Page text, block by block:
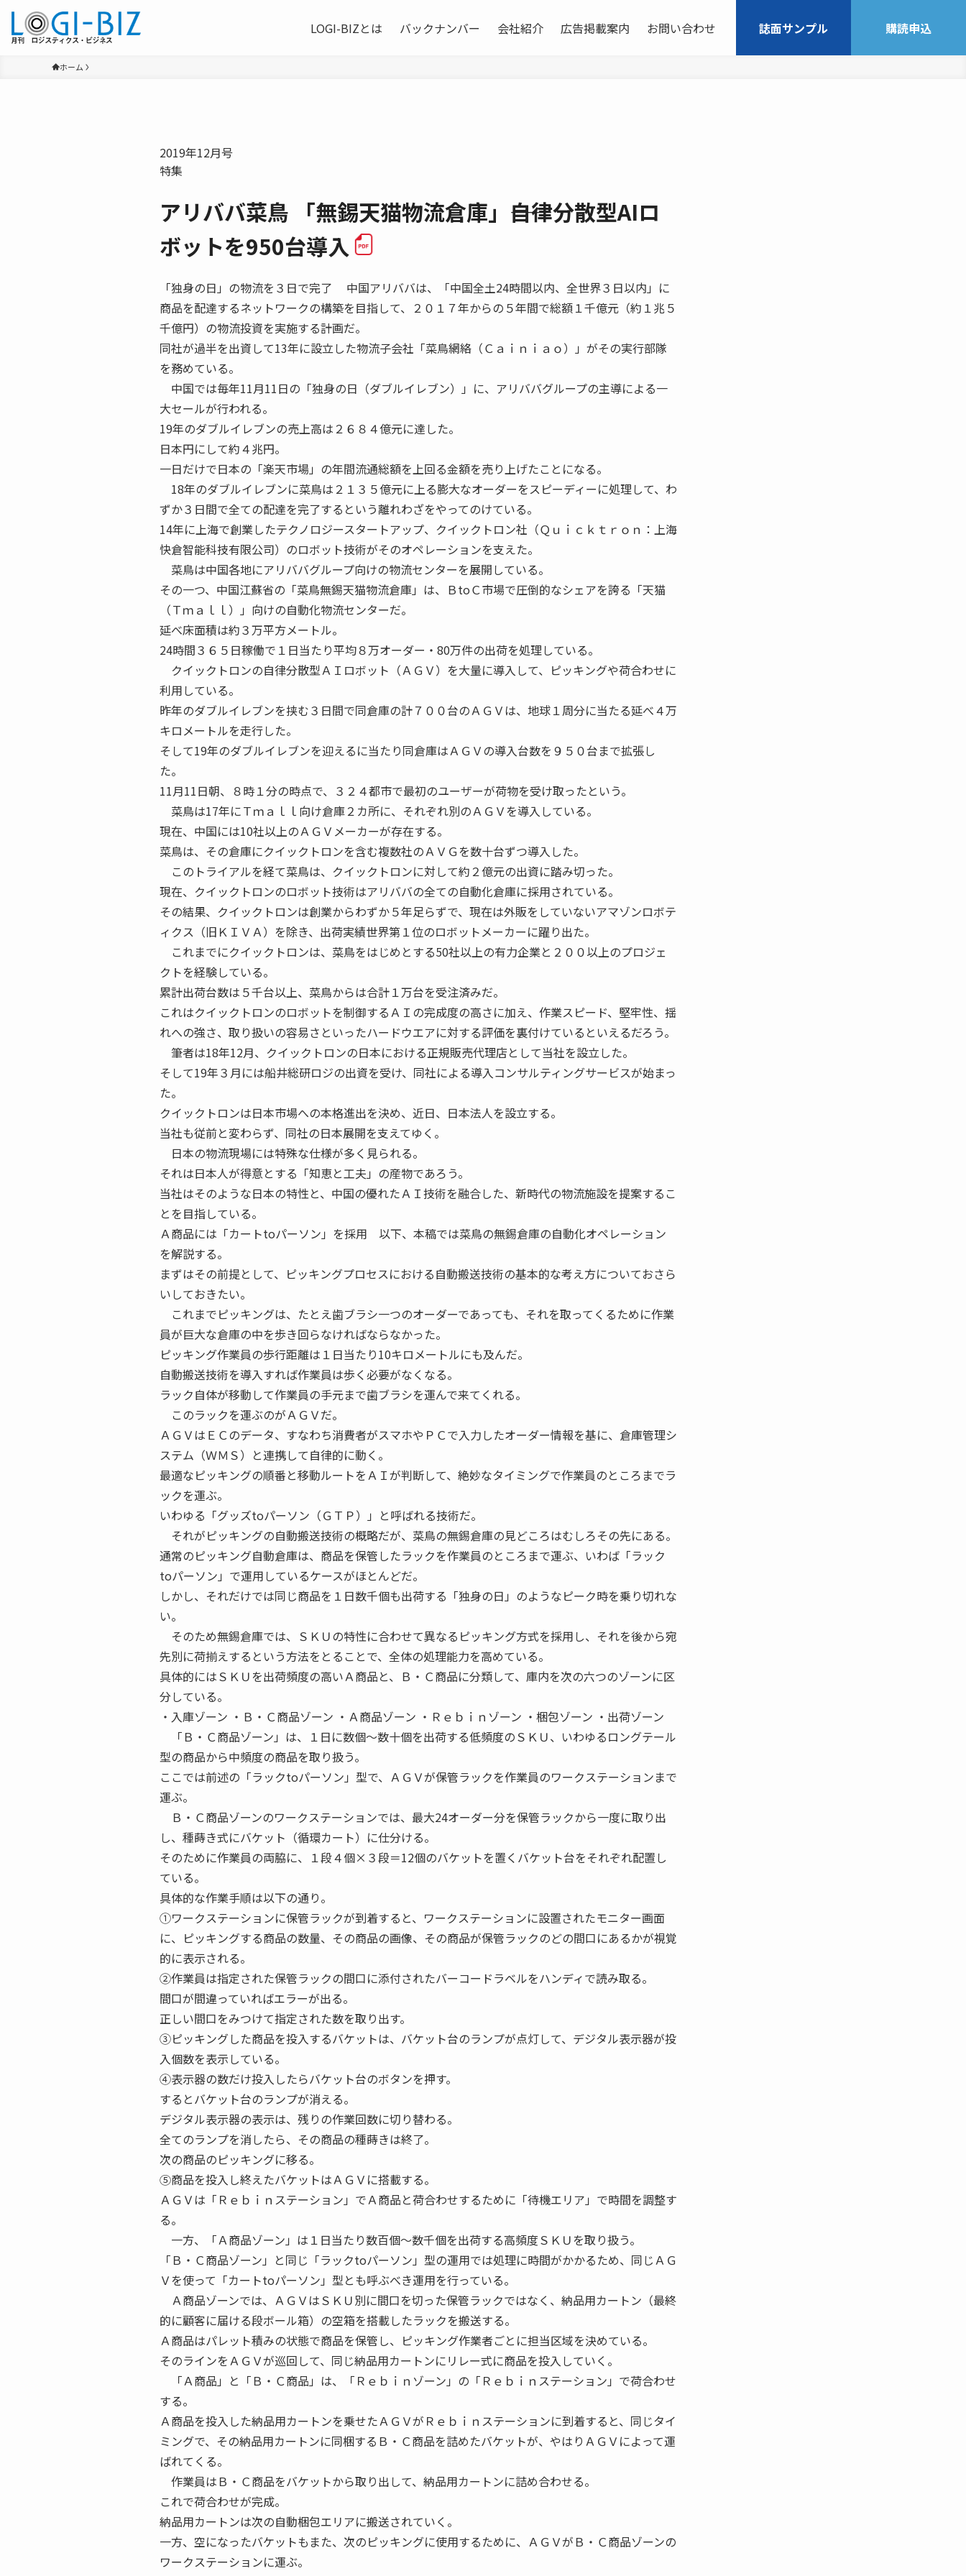
LOGI-BIZとは バックナンバー 会社紹介 広告掲載案内 お問い合わせ 誌面サンプル 購読申込
ホーム
2019年12月号
特集
アリババ菜鳥 「無錫天猫物流倉庫」――自律分散型AIロ
ボットを950台導入
「独身の日」の物流を３日で完了 中国アリババは、「中国全土24時間以内、全世界３日以内」に
商品を配達するネットワークの構築を目指して、２０１７年からの５年間で総額１千億元（約１兆５
千億円）の物流投資を実施する計画だ。
同社が過半を出資して13年に設立した物流子会社「菜鳥網絡（Ｃａｉｎｉａｏ）」がその実行部隊
を務めている。
中国では毎年11月11日の「独身の日（ダブルイレブン）」に、アリババグループの主導による一
大セールが行われる。
19年のダブルイレブンの売上高は２６８４億元に達した。
日本円にして約４兆円。
一日だけで日本の「楽天市場」の年間流通総額を上回る金額を売り上げたことになる。
18年のダブルイレブンに菜鳥は２１３５億元に上る膨大なオーダーをスピーディーに処理して、わ
ずか３日間で全ての配達を完了するという離れわざをやってのけている。
14年に上海で創業したテクノロジースタートアップ、クイックトロン社（Ｑｕｉｃｋｔｒｏｎ：上海
快倉智能科技有限公司）のロボット技術がそのオペレーションを支えた。
菜鳥は中国各地にアリババグループ向けの物流センターを展開している。
その一つ、中国江蘇省の「菜鳥無錫天猫物流倉庫」は、ＢtoＣ市場で圧倒的なシェアを誇る「天猫
（Ｔｍａｌｌ）」向けの自動化物流センターだ。
延べ床面積は約３万平方メートル。
24時間３６５日稼働で１日当たり平均８万オーダー・80万件の出荷を処理している。
クイックトロンの自律分散型ＡＩロボット（ＡＧＶ）を大量に導入して、ピッキングや荷合わせに
利用している。
昨年のダブルイレブンを挟む３日間で同倉庫の計７００台のＡＧＶは、地球１周分に当たる延べ４万
キロメートルを走行した。
そして19年のダブルイレブンを迎えるに当たり同倉庫はＡＧＶの導入台数を９５０台まで拡張し
た。
11月11日朝、８時１分の時点で、３２４都市で最初のユーザーが荷物を受け取ったという。
菜鳥は17年にＴｍａｌｌ向け倉庫２カ所に、それぞれ別のＡＧＶを導入している。
現在、中国には10社以上のＡＧＶメーカーが存在する。
菜鳥は、その倉庫にクイックトロンを含む複数社のＡＶＧを数十台ずつ導入した。
このトライアルを経て菜鳥は、クイックトロンに対して約２億元の出資に踏み切った。
現在、クイックトロンのロボット技術はアリババの全ての自動化倉庫に採用されている。
その結果、クイックトロンは創業からわずか５年足らずで、現在は外販をしていないアマゾンロボテ
ィクス（旧ＫＩＶＡ）を除き、出荷実績世界第１位のロボットメーカーに躍り出た。
これまでにクイックトロンは、菜鳥をはじめとする50社以上の有力企業と２００以上のプロジェ
クトを経験している。
累計出荷台数は５千台以上、菜鳥からは合計１万台を受注済みだ。
これはクイックトロンのロボットを制御するＡＩの完成度の高さに加え、作業スピード、堅牢性、揺
れへの強さ、取り扱いの容易さといったハードウエアに対する評価を裏付けているといえるだろう。
筆者は18年12月、クイックトロンの日本における正規販売代理店として当社を設立した。
そして19年３月には船井総研ロジの出資を受け、同社による導入コンサルティングサービスが始まっ
た。
クイックトロンは日本市場への本格進出を決め、近日、日本法人を設立する。
当社も従前と変わらず、同社の日本展開を支えてゆく。
日本の物流現場には特殊な仕様が多く見られる。
それは日本人が得意とする「知恵と工夫」の産物であろう。
当社はそのような日本の特性と、中国の優れたＡＩ技術を融合した、新時代の物流施設を提案するこ
とを目指している。
Ａ商品には「カートtoパーソン」を採用 以下、本稿では菜鳥の無錫倉庫の自動化オペレーション
を解説する。
まずはその前提として、ピッキングプロセスにおける自動搬送技術の基本的な考え方についておさら
いしておきたい。
これまでピッキングは、たとえ歯ブラシ一つのオーダーであっても、それを取ってくるために作業
員が巨大な倉庫の中を歩き回らなければならなかった。
ピッキング作業員の歩行距離は１日当たり10キロメートルにも及んだ。
自動搬送技術を導入すれば作業員は歩く必要がなくなる。
ラック自体が移動して作業員の手元まで歯ブラシを運んで来てくれる。
このラックを運ぶのがＡＧＶだ。
ＡＧＶはＥＣのデータ、すなわち消費者がスマホやＰＣで入力したオーダー情報を基に、倉庫管理シ
ステム（ＷＭＳ）と連携して自律的に動く。
最適なピッキングの順番と移動ルートをＡＩが判断して、絶妙なタイミングで作業員のところまでラ
ックを運ぶ。
いわゆる「グッズtoパーソン（ＧＴＰ）」と呼ばれる技術だ。
それがピッキングの自動搬送技術の概略だが、菜鳥の無錫倉庫の見どころはむしろその先にある。
通常のピッキング自動倉庫は、商品を保管したラックを作業員のところまで運ぶ、いわば「ラック
toパーソン」で運用しているケースがほとんどだ。
しかし、それだけでは同じ商品を１日数千個も出荷する「独身の日」のようなピーク時を乗り切れな
い。
そのため無錫倉庫では、ＳＫＵの特性に合わせて異なるピッキング方式を採用し、それを後から宛
先別に荷揃えするという方法をとることで、全体の処理能力を高めている。
具体的にはＳＫＵを出荷頻度の高いＡ商品と、Ｂ・Ｃ商品に分類して、庫内を次の六つのゾーンに区
分している。
・入庫ゾーン ・Ｂ・Ｃ商品ゾーン ・Ａ商品ゾーン ・Ｒｅｂｉｎゾーン ・梱包ゾーン ・出荷ゾーン
「Ｂ・Ｃ商品ゾーン」は、１日に数個〜数十個を出荷する低頻度のＳＫＵ、いわゆるロングテール
型の商品から中頻度の商品を取り扱う。
ここでは前述の「ラックtoパーソン」型で、ＡＧＶが保管ラックを作業員のワークステーションまで
運ぶ。
Ｂ・Ｃ商品ゾーンのワークステーションでは、最大24オーダー分を保管ラックから一度に取り出
し、種蒔き式にバケット（循環カート）に仕分ける。
そのために作業員の両脇に、１段４個×３段＝12個のバケットを置くバケット台をそれぞれ配置し
ている。
具体的な作業手順は以下の通り。
①ワークステーションに保管ラックが到着すると、ワークステーションに設置されたモニター画面
に、ピッキングする商品の数量、その商品の画像、その商品が保管ラックのどの間口にあるかが視覚
的に表示される。
②作業員は指定された保管ラックの間口に添付されたバーコードラベルをハンディで読み取る。
間口が間違っていればエラーが出る。
正しい間口をみつけて指定された数を取り出す。
③ピッキングした商品を投入するバケットは、バケット台のランプが点灯して、デジタル表示器が投
入個数を表示している。
④表示器の数だけ投入したらバケット台のボタンを押す。
するとバケット台のランプが消える。
デジタル表示器の表示は、残りの作業回数に切り替わる。
全てのランプを消したら、その商品の種蒔きは終了。
次の商品のピッキングに移る。
⑤商品を投入し終えたバケットはＡＧＶに搭載する。
ＡＧＶは「Ｒｅｂｉｎステーション」でＡ商品と荷合わせするために「待機エリア」で時間を調整す
る。
一方、「Ａ商品ゾーン」は１日当たり数百個〜数千個を出荷する高頻度ＳＫＵを取り扱う。
「Ｂ・Ｃ商品ゾーン」と同じ「ラックtoパーソン」型の運用では処理に時間がかかるため、同じＡＧ
Ｖを使って「カートtoパーソン」型とも呼ぶべき運用を行っている。
Ａ商品ゾーンでは、ＡＧＶはＳＫＵ別に間口を切った保管ラックではなく、納品用カートン（最終
的に顧客に届ける段ボール箱）の空箱を搭載したラックを搬送する。
Ａ商品はパレット積みの状態で商品を保管し、ピッキング作業者ごとに担当区域を決めている。
そのラインをＡＧＶが巡回して、同じ納品用カートンにリレー式に商品を投入していく。
「Ａ商品」と「Ｂ・Ｃ商品」は、「Ｒｅｂｉｎゾーン」の「Ｒｅｂｉｎステーション」で荷合わせ
する。
Ａ商品を投入した納品用カートンを乗せたＡＧＶがＲｅｂｉｎステーションに到着すると、同じタイ
ミングで、その納品用カートンに同梱するＢ・Ｃ商品を詰めたバケットが、やはりＡＧＶによって運
ばれてくる。
作業員はＢ・Ｃ商品をバケットから取り出して、納品用カートンに詰め合わせる。
これで荷合わせが完成。
納品用カートンは次の自動梱包エリアに搬送されていく。
一方、空になったバケットもまた、次のピッキングに使用するために、ＡＧＶがＢ・Ｃ商品ゾーンの
ワークステーションに運ぶ。